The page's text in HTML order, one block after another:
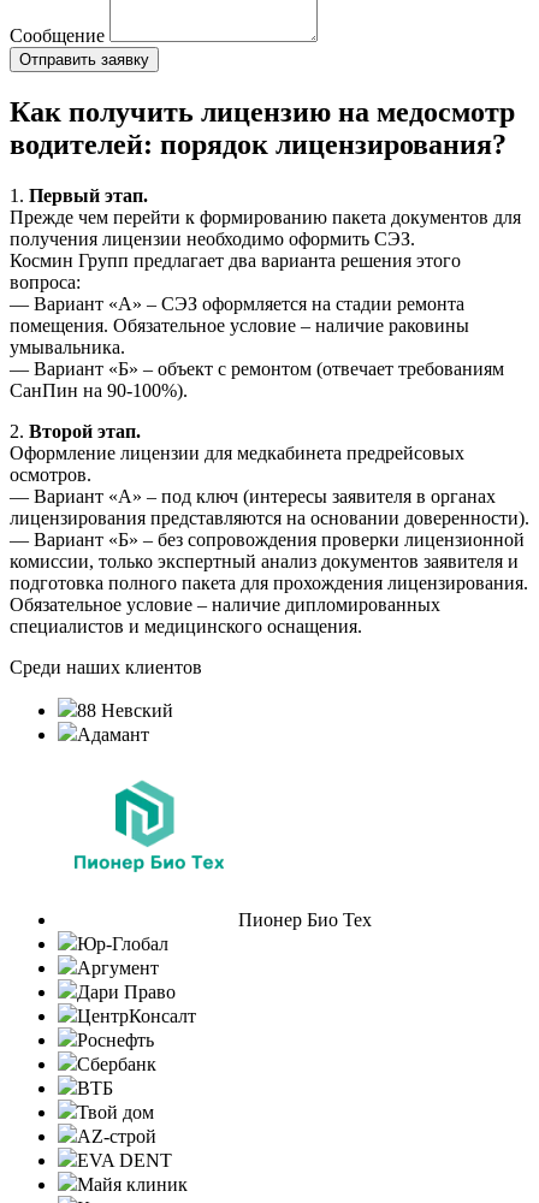
Сообщение
Как получить лицензию на медосмотр
водителей: порядок лицензирования?
1. Первый этап.
Прежде чем перейти к формированию пакета документов для
получения лицензии необходимо оформить СЭЗ.
Космин Групп предлагает два варианта решения этого
вопроса:
— Вариант «А» – СЭЗ оформляется на стадии ремонта
помещения. Обязательное условие – наличие раковины
умывальника.
— Вариант «Б» – объект с ремонтом (отвечает требованиям
СанПин на 90-100%).
2. Второй этап.
Оформление лицензии для медкабинета предрейсовых
осмотров.
— Вариант «А» – под ключ (интересы заявителя в органах
лицензирования представляются на основании доверенности).
— Вариант «Б» – без сопровождения проверки лицензионной
комиссии, только экспертный анализ документов заявителя и
подготовка полного пакета для прохождения лицензирования.
Обязательное условие – наличие дипломированных
специалистов и медицинского оснащения.
Среди наших клиентов
88 Невский
Адамант
Пионер Био Тех
Юр-Глобал
Аргумент
Дари Право
ЦентрКонсалт
Роснефть
Сбербанк
ВТБ
Твой дом
AZ-строй
EVA DENT
Майя клиник